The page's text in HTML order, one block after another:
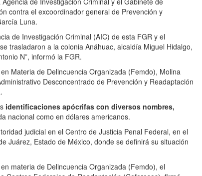
contra el excoordinador general de Prevención y
Luna.
de Investigación Criminal (AIC) de esta FGR y el
trasladaron a la colonia Anáhuac, alcaldía Miguel Hidalgo,
N”, informó la FGR.
Materia de Delincuencia Organizada (Femdo), Molina
Desconcentrado de Prevención y Readaptación
identificaciones apócrifas con diversos nombres,
nacional como en dólares americanos.
judicial en el Centro de Justicia Penal Federal, en el
Juárez, Estado de México, donde se definirá su situación
materia de Delincuencia Organizada (Femdo), el